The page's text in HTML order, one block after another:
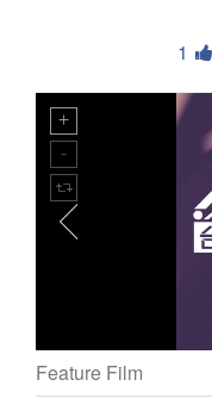
1
海燕歸處 still
Feature Film